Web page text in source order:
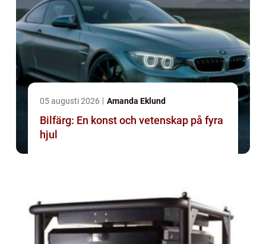
05 augusti 2026 Amanda Eklund
Bilfärg: En konst och vetenskap på fyra
hjul